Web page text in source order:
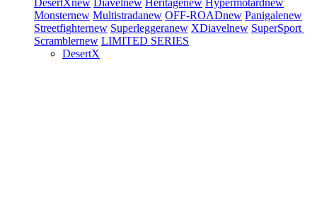
DesertXnew Diavelnew Heritagenew Hypermotardnew
Monsternew Multistradanew OFF-ROADnew Panigalenew
Streetfighternew Superleggeranew XDiavelnew SuperSport
Scramblernew LIMITED SERIES
DesertX